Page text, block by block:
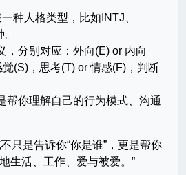
种人格类型，比如INTJ、
，分别对应：外向(E) or 内向
(S)，思考(T) or 情感(F)，判断
帮你理解自己的行为模式、沟通
不只是告诉你“你是谁”，更是帮你
生活、工作、爱与被爱。”